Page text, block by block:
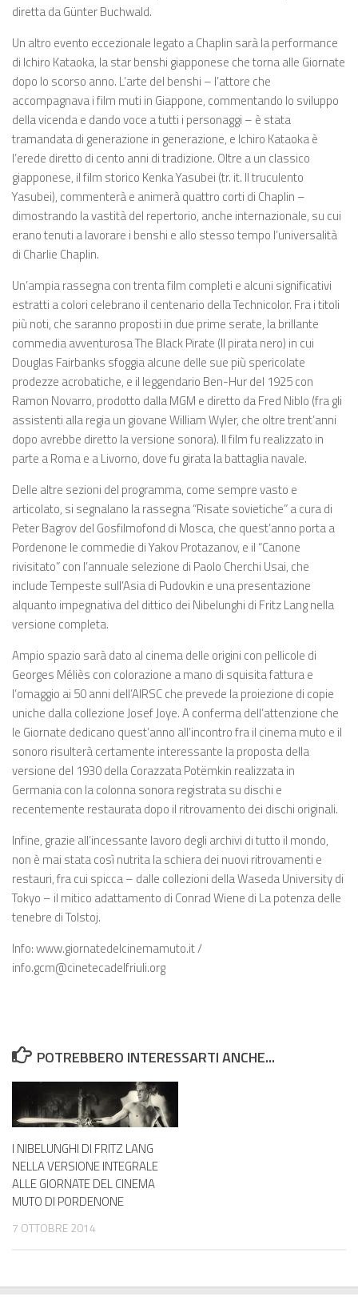
diretta da Günter Buchwald.
Un altro evento eccezionale legato a Chaplin sarà la performance
di Ichiro Kataoka, la star benshi giapponese che torna alle Giornate
dopo lo scorso anno. L’arte del benshi – l’attore che
accompagnava i film muti in Giappone, commentando lo sviluppo
della vicenda e dando voce a tutti i personaggi – è stata
tramandata di generazione in generazione, e Ichiro Kataoka è
l’erede diretto di cento anni di tradizione. Oltre a un classico
giapponese, il film storico Kenka Yasubei (tr. it. Il truculento
Yasubei), commenterà e animerà quattro corti di Chaplin –
dimostrando la vastità del repertorio, anche internazionale, su cui
erano tenuti a lavorare i benshi e allo stesso tempo l’universalità
di Charlie Chaplin.
Un’ampia rassegna con trenta film completi e alcuni significativi
estratti a colori celebrano il centenario della Technicolor. Fra i titoli
più noti, che saranno proposti in due prime serate, la brillante
commedia avventurosa The Black Pirate (Il pirata nero) in cui
Douglas Fairbanks sfoggia alcune delle sue più spericolate
prodezze acrobatiche, e il leggendario Ben-Hur del 1925 con
Ramon Novarro, prodotto dalla MGM e diretto da Fred Niblo (fra gli
assistenti alla regia un giovane William Wyler, che oltre trent’anni
dopo avrebbe diretto la versione sonora). Il film fu realizzato in
parte a Roma e a Livorno, dove fu girata la battaglia navale.
Delle altre sezioni del programma, come sempre vasto e
articolato, si segnalano la rassegna “Risate sovietiche” a cura di
Peter Bagrov del Gosfilmofond di Mosca, che quest’anno porta a
Pordenone le commedie di Yakov Protazanov, e il “Canone
rivisitato” con l’annuale selezione di Paolo Cherchi Usai, che
include Tempeste sull’Asia di Pudovkin e una presentazione
alquanto impegnativa del dittico dei Nibelunghi di Fritz Lang nella
versione completa.
Ampio spazio sarà dato al cinema delle origini con pellicole di
Georges Méliès con colorazione a mano di squisita fattura e
l’omaggio ai 50 anni dell’AIRSC che prevede la proiezione di copie
uniche dalla collezione Josef Joye. A conferma dell’attenzione che
le Giornate dedicano quest’anno all’incontro fra il cinema muto e il
sonoro risulterà certamente interessante la proposta della
versione del 1930 della Corazzata Potëmkin realizzata in
Germania con la colonna sonora registrata su dischi e
recentemente restaurata dopo il ritrovamento dei dischi originali.
Infine, grazie all’incessante lavoro degli archivi di tutto il mondo,
non è mai stata così nutrita la schiera dei nuovi ritrovamenti e
restauri, fra cui spicca – dalle collezioni della Waseda University di
Tokyo – il mitico adattamento di Conrad Wiene di La potenza delle
tenebre di Tolstoj.
Info: www.giornatedelcinemamuto.it /
info.gcm@cinetecadelfriuli.org
POTREBBERO INTERESSARTI ANCHE...
I NIBELUNGHI DI FRITZ LANG
NELLA VERSIONE INTEGRALE
ALLE GIORNATE DEL CINEMA
MUTO DI PORDENONE
7 OTTOBRE 2014